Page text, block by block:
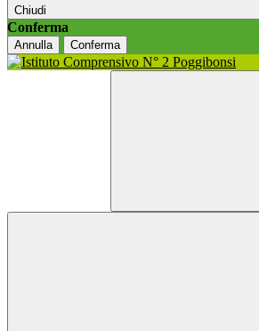
Chiudi
Conferma
Annulla Conferma